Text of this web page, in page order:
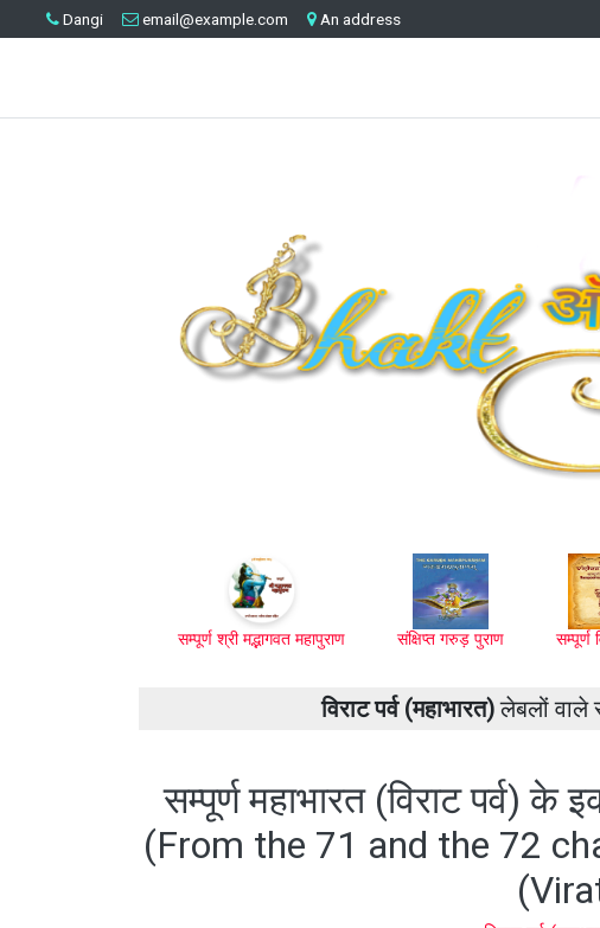
Dangi email@example.com An address
सम्पूर्ण श्री मद्भागवत महापुराण संक्षिप्त गरुड़ पुराण सम्पूर्ण
विराट पर्व (महाभारत)लेबलों वाले
सम्पूर्ण महाभारत (विराट पर्व)
(From the 71 and the 72